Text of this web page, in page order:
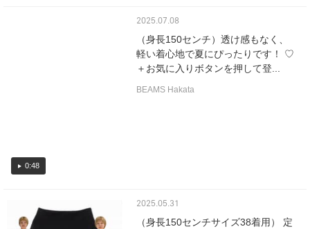
0:48
2025.07.08
（身長150センチ）透け感もなく、
軽い着心地で夏にぴったりです！ ♡
＋お気に入りボタンを押して登...
BEAMS Hakata
2025.05.31
（身長150センチサイズ38着用） 定